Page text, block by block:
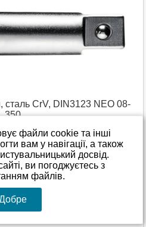
CrV, DIN3123 NEO 08-
350
відгук
до 1 535
товару
файли cookie та інші
вам у навігації, а також
досвід.
ви погоджуєтесь з
файлів.